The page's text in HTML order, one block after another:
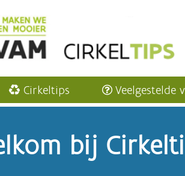
Cirkeltips Veelgestelde
bij